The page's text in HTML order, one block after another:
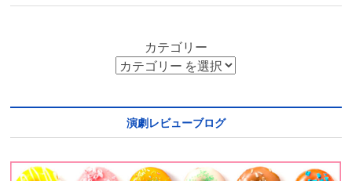
カテゴリー
演劇レビューブログ